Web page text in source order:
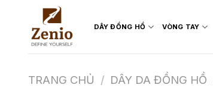
content
DÂY ĐỒNG HỒ VÒNG TAY
TRANG CHỦ / DÂY DA ĐỒNG HỒ